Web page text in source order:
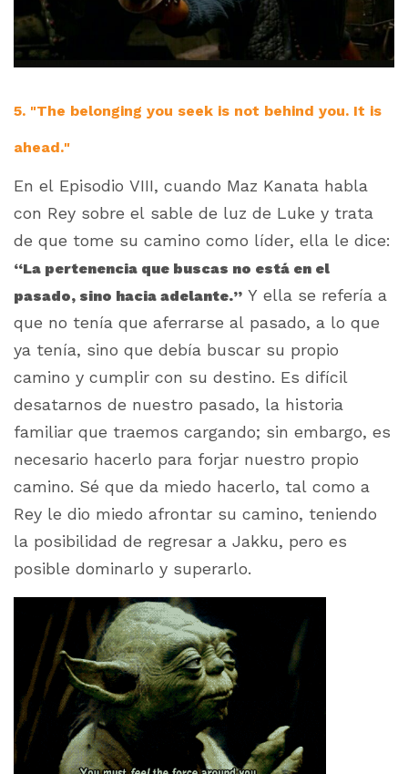
5. "The belonging you seek is not behind you. It is
ahead."
En el Episodio VIII, cuando Maz Kanata habla
con Rey sobre el sable de luz de Luke y trata
de que tome su camino como líder, ella le dice:
“La pertenencia que buscas no está en el
pasado, sino hacia adelante.” Y ella se refería a
que no tenía que aferrarse al pasado, a lo que
ya tenía, sino que debía buscar su propio
camino y cumplir con su destino. Es difícil
desatarnos de nuestro pasado, la historia
familiar que traemos cargando; sin embargo, es
necesario hacerlo para forjar nuestro propio
camino. Sé que da miedo hacerlo, tal como a
Rey le dio miedo afrontar su camino, teniendo
la posibilidad de regresar a Jakku, pero es
posible dominarlo y superarlo.